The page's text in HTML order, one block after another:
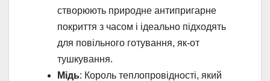
створюють природне антипригарне
покриття з часом і ідеально підходять
для повільного готування, як-от
тушкування.
Мідь: Король теплопровідності, який